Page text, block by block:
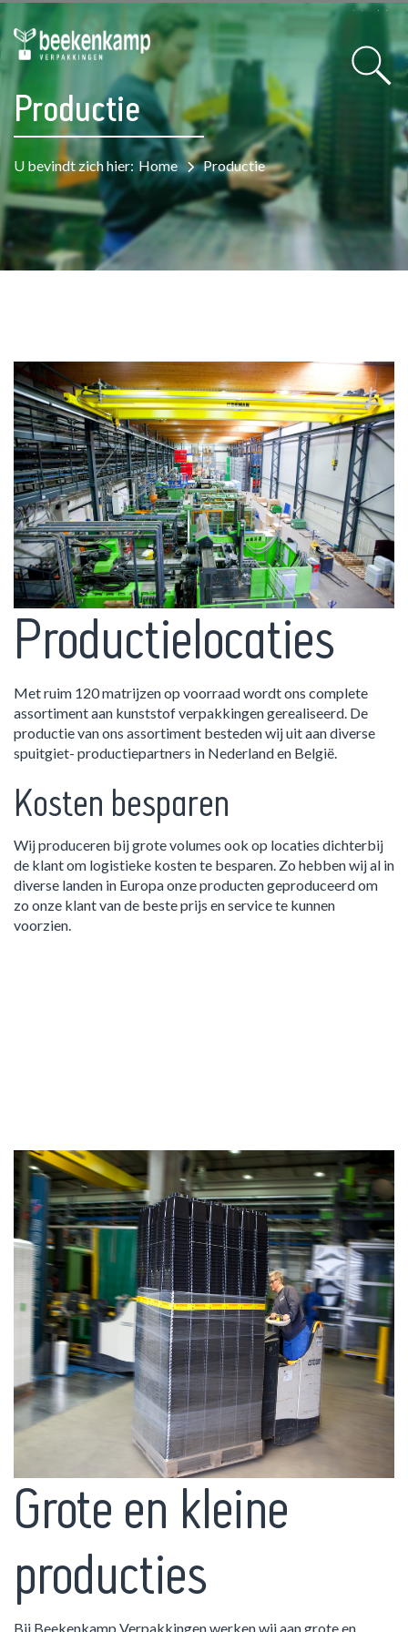
Productie
U bevindt zich hier: Home Productie
Productielocaties
Met ruim 120 matrijzen op voorraad wordt ons complete
assortiment aan kunststof verpakkingen gerealiseerd. De
productie van ons assortiment besteden wij uit aan diverse
spuitgiet- productiepartners in Nederland en België.
Kosten besparen
Wij produceren bij grote volumes ook op locaties dichterbij
de klant om logistieke kosten te besparen. Zo hebben wij al in
diverse landen in Europa onze producten geproduceerd om
zo onze klant van de beste prijs en service te kunnen
voorzien.
Grote en kleine
producties
Bij Beekenkamp Verpakkingen werken wij aan grote en